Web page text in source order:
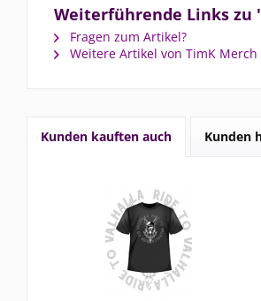
Weiterführende Links zu
Fragen zum Artikel?
Weitere Artikel von TimK Merch
Kunden kauften auch Kunden